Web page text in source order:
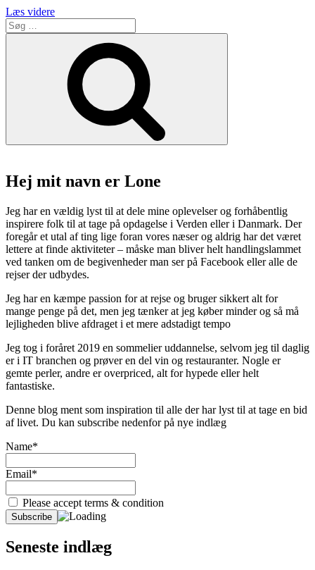
Læs videre“Hotpot
er
sandhed
hot
pot”
Søg
efter:
Hej mit navn er Lone
Jeg har en vældig lyst til at dele mine oplevelser og forhåbentlig
inspirere folk til at tage på opdagelse i Verden eller i Danmark. Der
foregår et utal af ting lige foran vores næser og aldrig har det været
lettere at finde aktiviteter – måske man bliver helt handlingslammet
ved tanken om de begivenheder man ser på Facebook eller alle de
rejser der udbydes.
Jeg har en kæmpe passion for at rejse og bruger sikkert alt for
mange penge på det, men jeg tænker at jeg køber minder og så må
lejligheden blive afdraget i et mere adstadigt tempo
Jeg tog i foråret 2019 en sommelier uddannelse, selvom jeg til daglig
er i IT branchen og prøver en del vin og restauranter. Nogle er
gemte perler, andre er overpriced, alt for hypede eller helt
fantastiske.
Denne blog ment som inspiration til alle der har lyst til at tage en bid
af livet. Du kan subscribe nedenfor på nye indlæg
Name*
Email*
Please accept terms & condition
Seneste indlæg